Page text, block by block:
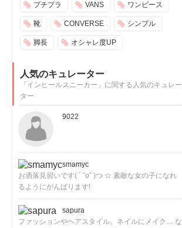
プチプラ VANS ワンピース
靴 CONVERSE シンプル
脚長 オシャレ度UP
人気のキュレーター
「インヒールスニーカー」に関する人気のキュレー
ター
9022
smamyc
お洒落見習いです( ´ ˆoˆ )つ ☆ 素敵な女の子になれ
るようにがんばります!
sapura
ファッションやヘアスタイル、ネイルにメイク… な